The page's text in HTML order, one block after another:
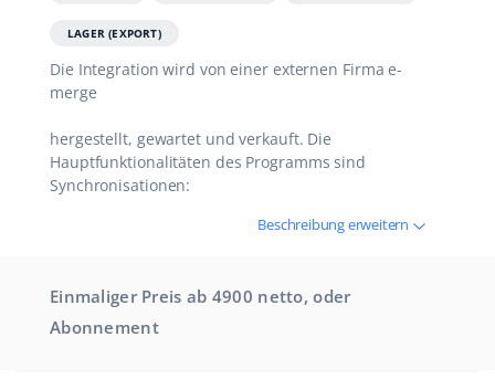
LAGER (EXPORT)
Die Integration wird von einer externen Firma e-
merge
hergestellt, gewartet und verkauft. Die
Hauptfunktionalitäten des Programms sind
Synchronisationen:
Beschreibung erweitern
Einmaliger Preis ab 4900 netto, oder
Abonnement